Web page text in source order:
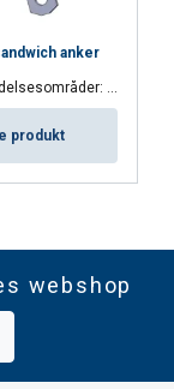
anker
Sandwichelementer
produkt
webshop